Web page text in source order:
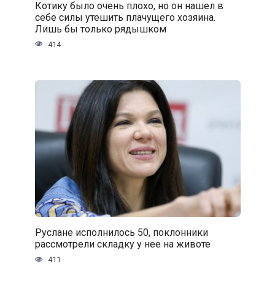
Котику было очень плохо, но он нашел в
себе силы утешить плачущего хозяина.
Лишь бы только рядышком
414
Руслане исполнилось 50, поклонники
рассмотрели складку у нее на животе
411